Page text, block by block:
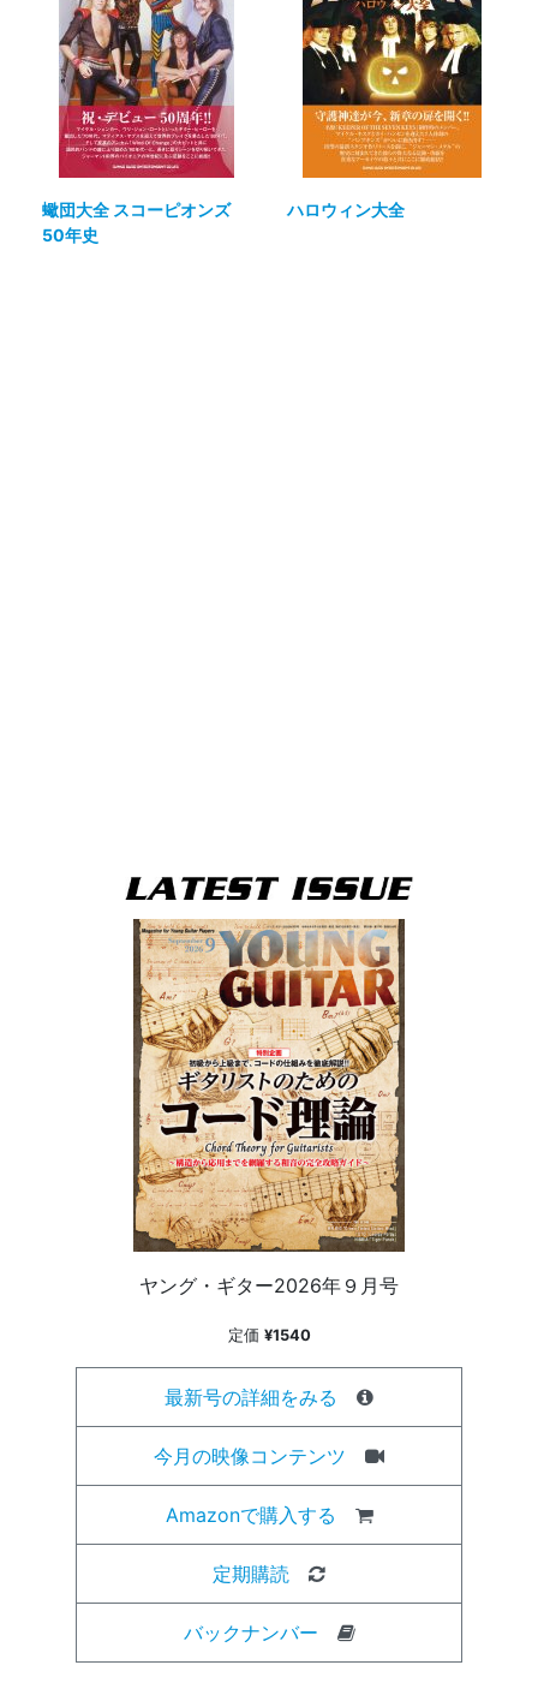
蠍団大全 スコーピオンズ
50年史
ハロウィン大全
ヤング・ギター2026年９月号
定価 ¥1540
最新号の詳細をみる
今月の映像コンテンツ
Amazonで購入する
定期購読
バックナンバー